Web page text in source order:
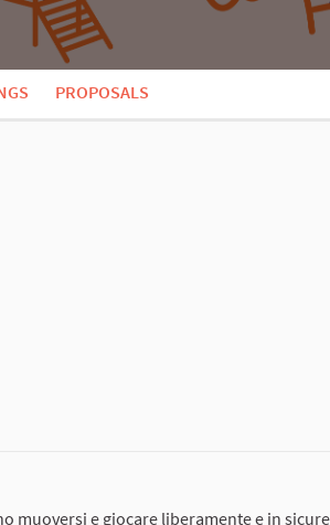
PROPOSALS
e giocare liberamente e in